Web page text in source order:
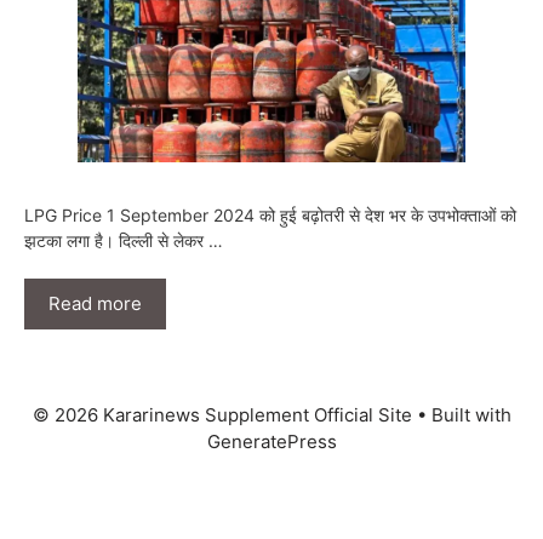
LPG Price 1 September 2024 को हुई बढ़ोतरी से देश भर के उपभोक्ताओं को
झटका लगा है। दिल्ली से लेकर …
Read more
© 2026 Kararinews Supplement Official Site • Built with
GeneratePress